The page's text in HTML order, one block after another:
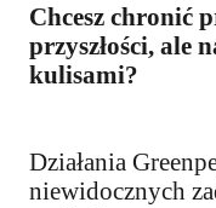
Chcesz chronić
przyszłości, ale
kulisami?
Działania
niewidocznych